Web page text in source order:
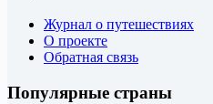
Журнал о путешествиях
О проекте
Обратная связь
Популярные страны